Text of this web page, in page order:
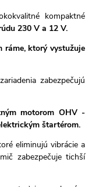
kompaktné
230 V a 12 V.
ráme, ktorý vystužuje
zabezpečujú
motorom OHV -
štartérom.
eliminujú vibrácie a
zabezpečuje tichší